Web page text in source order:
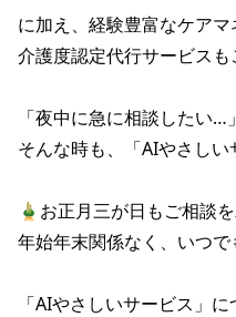
に加え、経験豊富なケア
介護度認定代行サービス
「夜中に急に相談したい…」
そんな時も、「AIやさしい
🎍お正月三が日もご相談
年始年末関係なく、いつで
「AIやさしいサービス」